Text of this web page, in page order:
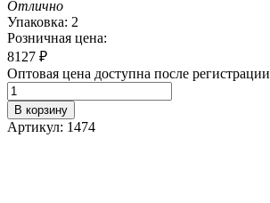
Отлично
Упаковка: 2
Розничная цена:
8127 ₽
Оптовая цена доступна после регистрации
В корзину
Артикул: 1474